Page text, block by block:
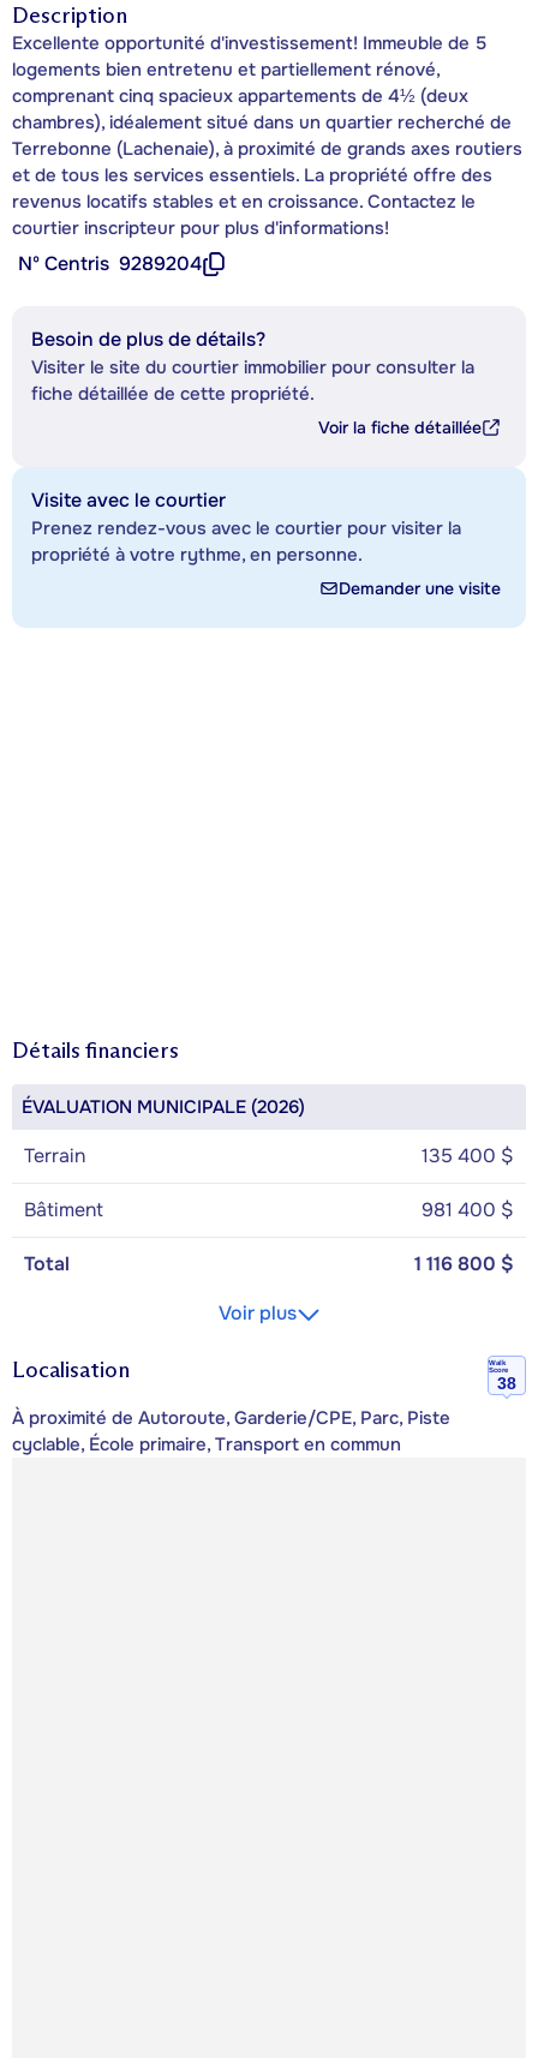
Description
Excellente opportunité d'investissement! Immeuble de 5
logements bien entretenu et partiellement rénové,
comprenant cinq spacieux appartements de 4½ (deux
chambres), idéalement situé dans un quartier recherché de
Terrebonne (Lachenaie), à proximité de grands axes routiers
et de tous les services essentiels. La propriété offre des
revenus locatifs stables et en croissance. Contactez le
courtier inscripteur pour plus d'informations!
Nº Centris 9289204
Besoin de plus de détails?
Visiter le site du courtier immobilier pour consulter la
fiche détaillée de cette propriété.
Voir la fiche détaillée
Visite avec le courtier
Prenez rendez-vous avec le courtier pour visiter la
propriété à votre rythme, en personne.
Demander une visite
Détails financiers
ÉVALUATION MUNICIPALE (2026)
Terrain 135 400 $
Bâtiment 981 400 $
Total
1 116 800 $
Voir plus
Localisation
Walk
Score
38
À proximité de Autoroute, Garderie/CPE, Parc, Piste
cyclable, École primaire, Transport en commun